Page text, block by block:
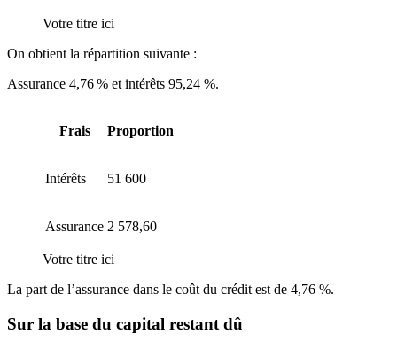
Votre titre ici
On obtient la répartition suivante :
Assurance 4,76 % et intérêts 95,24 %.
Frais Proportion
Intérêts 51 600
Assurance 2 578,60
Votre titre ici
La part de l’assurance dans le coût du crédit est de 4,76 %.
Sur la base du capital restant dû